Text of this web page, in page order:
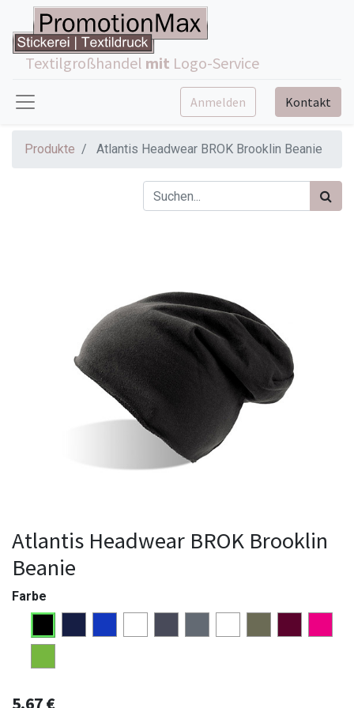
Textilgroßhandel mit Logo-Service
Anmelden Kontakt
Produkte Atlantis Headwear BROK Brooklin Beanie
Atlantis Headwear BROK Brooklin
Beanie
Farbe
5,67€